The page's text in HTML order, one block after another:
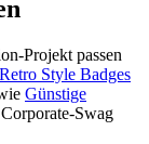
Projekt passen
Style Badges
Günstige
Swag